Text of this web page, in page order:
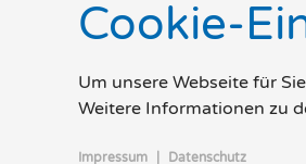
Cookie-
Um unsere Webseite für
Weitere Informationen zu
Impressum Datenschutz